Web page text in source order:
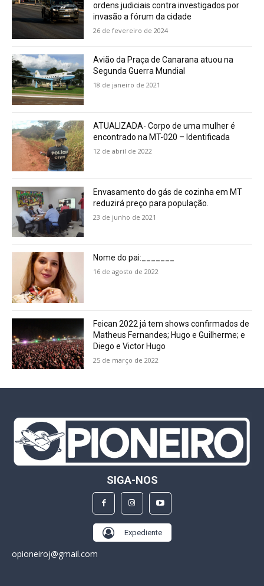
ordens judiciais contra investigados por
invasão a fórum da cidade
26 de fevereiro de 2024
Avião da Praça de Canarana atuou na
Segunda Guerra Mundial
18 de janeiro de 2021
ATUALIZADA- Corpo de uma mulher é
encontrado na MT-020 – Identificada
12 de abril de 2022
Envasamento do gás de cozinha em MT
reduzirá preço para população.
23 de junho de 2021
Nome do pai:_______
16 de agosto de 2022
Feican 2022 já tem shows confirmados de
Matheus Fernandes; Hugo e Guilherme; e
Diego e Victor Hugo
25 de março de 2022
SIGA-NOS
Expediente
opioneiroj@gmail.com